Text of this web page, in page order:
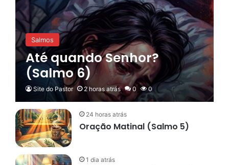
Salmos
Até quando Senhor?
(Salmo 6)
Site do Pastor 2 horas atrás 0 0
24 horas atrás
Oração Matinal (Salmo 5)
1 dia atrás